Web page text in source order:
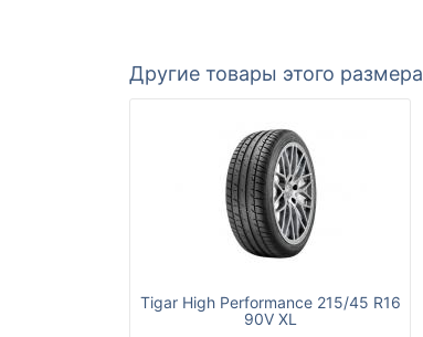
Другие товары этого размера
Tigar High Performance 215/45 R16
90V XL